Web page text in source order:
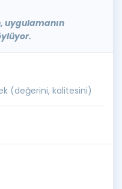
uygulamanın
(değerini, kalitesini)